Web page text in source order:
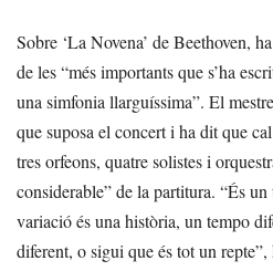
Sobre ‘La Novena’ de Beethoven,
de les “més importants que s’ha
una simfonia llarguíssima”. El
que suposa el concert i ha dit que
tres orfeons, quatre solistes i
considerable” de la partitura. “És
variació és una història, un tempo
diferent, o sigui que és tot un repte”,